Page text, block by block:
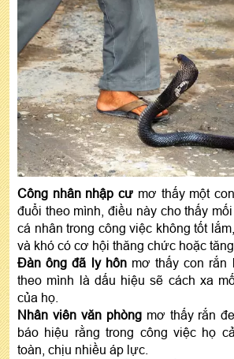
Công nhân nhập cư mơ thấy một
đuổi theo mình, điều này cho thấy
cá nhân trong công việc không tốt
và khó có cơ hội thăng chức hoặc
Đàn ông đã ly hônmơ thấy con rắn
theo mình là dấu hiệu sẽ cách xa
của họ.
Nhân viên văn phòngmơ thấy rắn
báo hiệu rằng trong công việc họ
toàn, chịu nhiều áp lực.